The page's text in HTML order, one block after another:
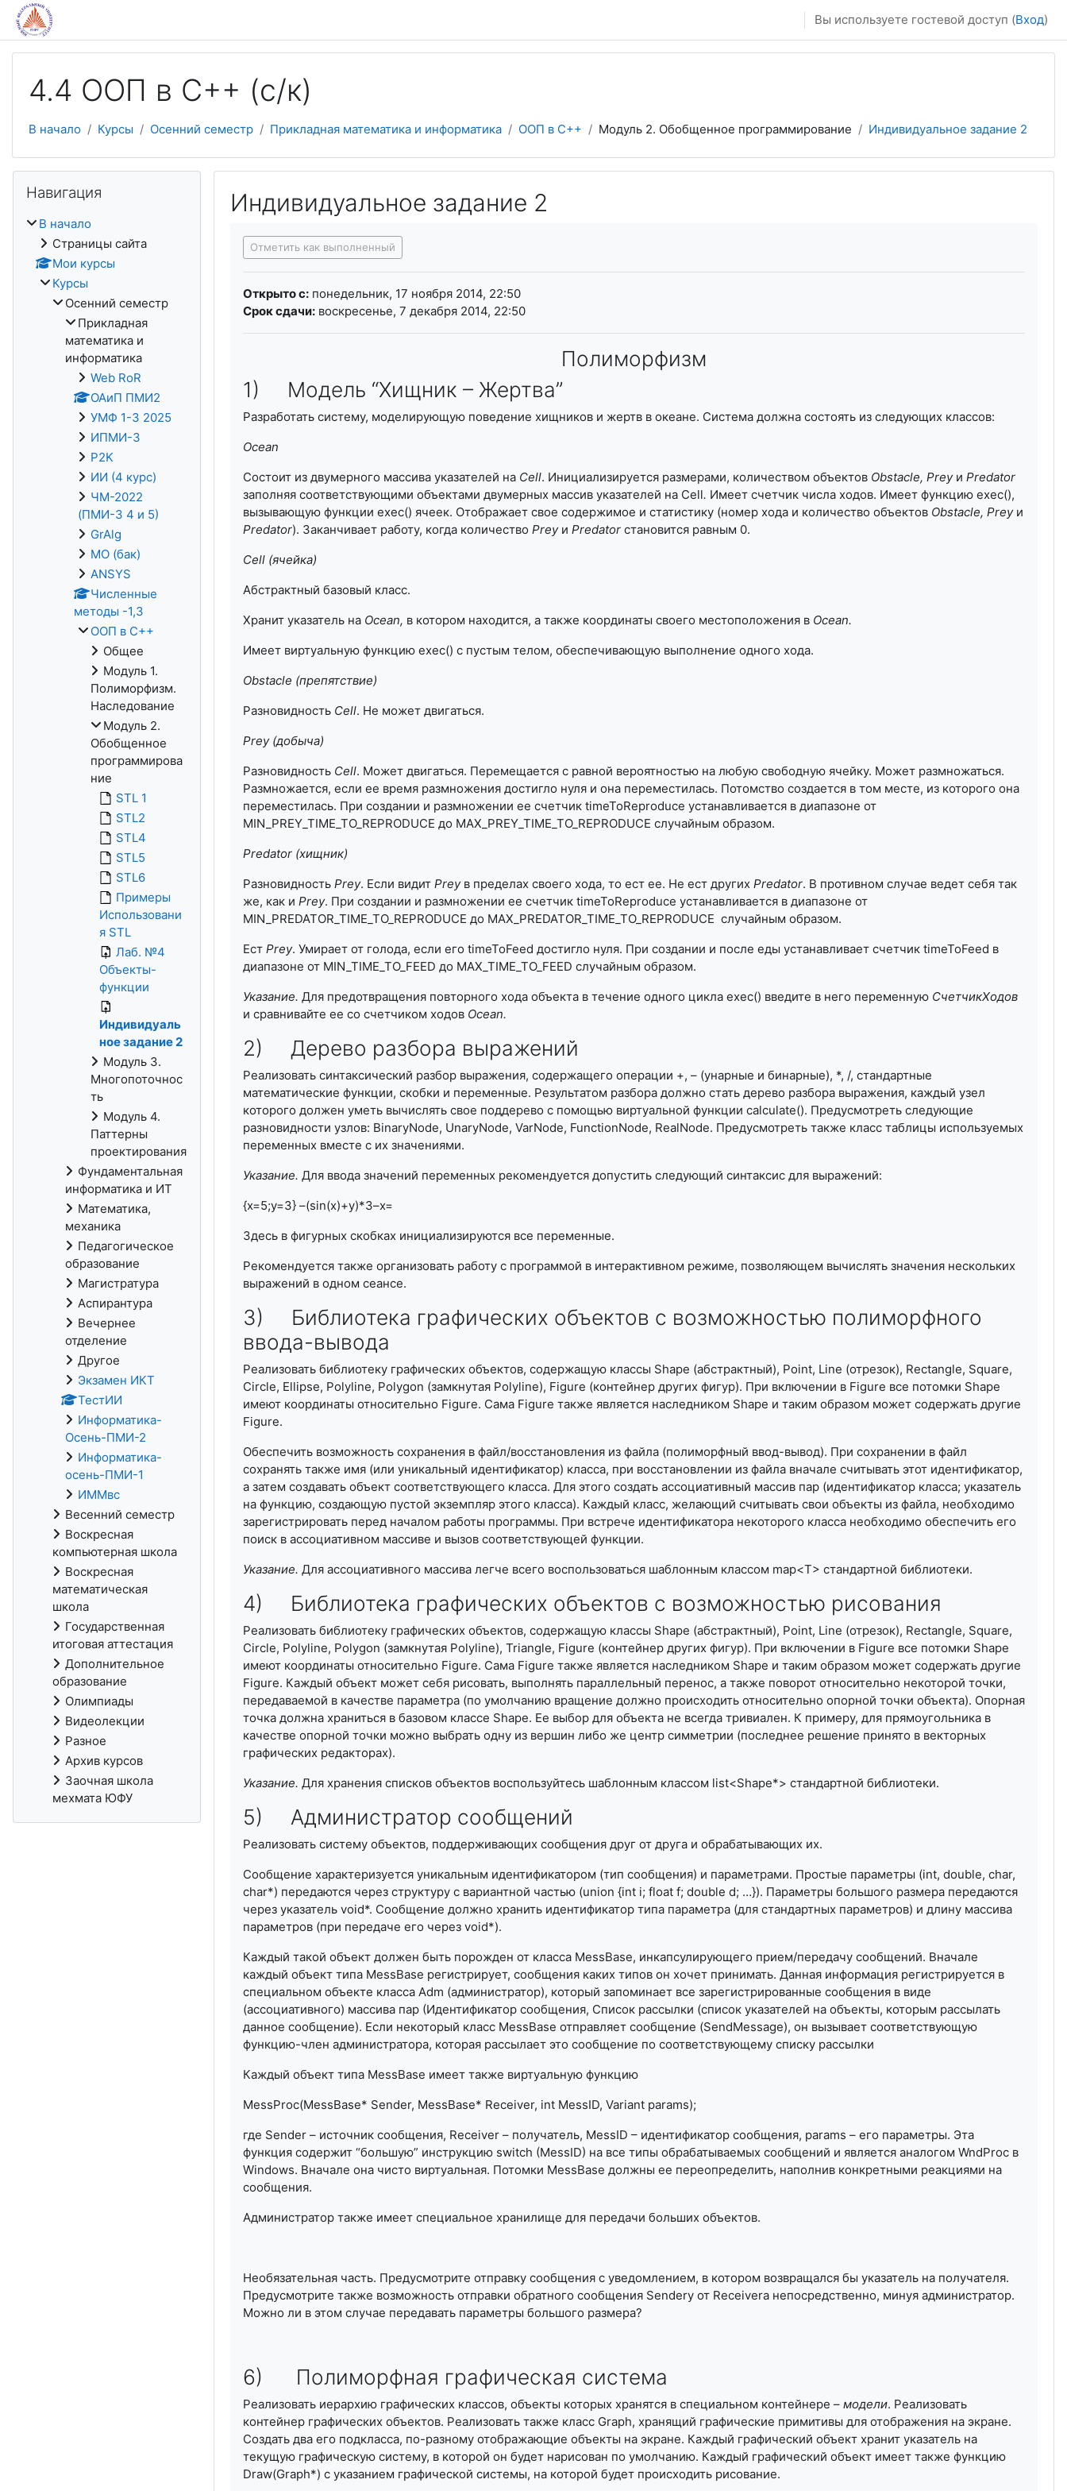
Перейти к основному содержанию
Вы используете гостевой доступ (Вход)
4.4 ООП в С++ (с/к)
В начало Курсы Осенний семестр Прикладная математика и информатика ООП в С++ Модуль 2. Обобщенное программирование Индивидуальное задание 2
Индивидуальное задание 2
Отметить как выполненный
Открыто с:понедельник, 17 ноября 2014, 22:50
Срок сдачи:воскресенье, 7 декабря 2014, 22:50
Полиморфизм
1) Модель “Хищник – Жертва”
Разработать систему, моделирующую поведение хищников и жертв в океане. Система должна состоять из следующих классов:
Ocean
Состоит из двумерного массива указателей на Cell. Инициализируется размерами, количеством объектов Obstacle, Prey и Predator
заполняя соответствующими объектами двумерных массив указателей на Cell. Имеет счетчик числа ходов. Имеет функцию exec(),
вызывающую функции exec() ячеек. Отображает свое содержимое и статистику (номер хода и количество объектов Obstacle, Prey и
Predator). Заканчивает работу, когда количество Prey и Predatorстановится равным 0.
Cell(ячейка)
Абстрактный базовый класс.
Хранит указатель на Ocean, в котором находится, а также координаты своего местоположения в Ocean.
Имеет виртуальную функцию exec() с пустым телом, обеспечивающую выполнение одного хода.
Obstacle (препятствие)
Разновидность Cell. Не может двигаться.
Prey(добыча)
Разновидность Cell. Может двигаться. Перемещается с равной вероятностью на любую свободную ячейку. Может размножаться.
Размножается, если ее время размножения достигло нуля и она переместилась. Потомство создается в том месте, из которого она
переместилась. При создании и размножении ее счетчик timeToReproduce устанавливается в диапазоне от
MIN_PREY_TIME_TO_REPRODUCE до MAX_PREY_TIME_TO_REPRODUCE случайным образом.
Predator(хищник)
Разновидность Prey. Если видит Preyв пределах своего хода, то ест ее. Не ест других Predator. В противном случае ведет себя так
же, как и Prey. При создании и размножении ее счетчик timeToReproduce устанавливается в диапазоне от
MIN_PREDATOR_TIME_TO_REPRODUCE до MAX_PREDATOR_TIME_TO_REPRODUCE случайным образом.
Ест Prey. Умирает от голода, если его timeToFeed достигло нуля. При создании и после еды устанавливает счетчик timeToFeed в
диапазоне от MIN_TIME_TO_FEED до MAX_TIME_TO_FEED случайным образом.
Указание. Для предотвращения повторного хода объекта в течение одного цикла exec() введите в него переменную СчетчикХодов
и сравнивайте ее со счетчиком ходов Ocean.
2) Дерево разбора выражений
Реализовать синтаксический разбор выражения, содержащего операции +, – (унарные и бинарные), *, /, стандартные
математические функции, скобки и переменные. Результатом разбора должно стать дерево разбора выражения, каждый узел
которого должен уметь вычислять свое поддерево с помощью виртуальной функции calculate(). Предусмотреть следующие
разновидности узлов: BinaryNode, UnaryNode, VarNode, FunctionNode, RealNode. Предусмотреть также класс таблицы используемых
переменных вместе с их значениями.
Указание. Для ввода значений переменных рекомендуется допустить следующий синтаксис для выражений:
{x=5;y=3} –(sin(x)+y)*3–x=
Здесь в фигурных скобках инициализируются все переменные.
Рекомендуется также организовать работу с программой в интерактивном режиме, позволяющем вычислять значения нескольких
выражений в одном сеансе.
3) Библиотека графических объектов с возможностью полиморфного
ввода-вывода
Реализовать библиотеку графических объектов, содержащую классы Shape (абстрактный), Point, Line (отрезок), Rectangle, Square,
Circle, Ellipse, Polyline, Polygon (замкнутая Polyline), Figure (контейнер других фигур). При включении в Figure все потомки Shape
имеют координаты относительно Figure. Сама Figure также является наследником Shape и таким образом может содержать другие
Figure.
Обеспечить возможность сохранения в файл/восстановления из файла (полиморфный ввод-вывод). При сохранении в файл
сохранять также имя (или уникальный идентификатор) класса, при восстановлении из файла вначале считывать этот идентификатор,
а затем создавать объект соответствующего класса. Для этого создать ассоциативный массив пар (идентификатор класса; указатель
на функцию, создающую пустой экземпляр этого класса). Каждый класс, желающий считывать свои объекты из файла, необходимо
зарегистрировать перед началом работы программы. При встрече идентификатора некоторого класса необходимо обеспечить его
поиск в ассоциативном массиве и вызов соответствующей функции.
Указание. Для ассоциативного массива легче всего воспользоваться шаблонным классом map<T> стандартной библиотеки.
4) Библиотека графических объектов с возможностью рисования
Реализовать библиотеку графических объектов, содержащую классы Shape (абстрактный), Point, Line (отрезок), Rectangle, Square,
Circle, Polyline, Polygon (замкнутая Polyline), Triangle, Figure (контейнер других фигур). При включении в Figure все потомки Shape
имеют координаты относительно Figure. Сама Figure также является наследником Shape и таким образом может содержать другие
Figure. Каждый объект может себя рисовать, выполнять параллельный перенос, а также поворот относительно некоторой точки,
передаваемой в качестве параметра (по умолчанию вращение должно происходить относительно опорной точки объекта). Опорная
точка должна храниться в базовом классе Shape. Ее выбор для объекта не всегда тривиален. К примеру, для прямоугольника в
качестве опорной точки можно выбрать одну из вершин либо же центр симметрии (последнее решение принято в векторных
графических редакторах).
Указание. Для хранения списков объектов воспользуйтесь шаблонным классом list<Shape*> стандартной библиотеки.
5) Администратор сообщений
Реализовать систему объектов, поддерживающих сообщения друг от друга и обрабатывающих их.
Сообщение характеризуется уникальным идентификатором (тип сообщения) и параметрами. Простые параметры (int, double, char,
char*) передаются через структуру с вариантной частью (union {int i; float f; double d; …}). Параметры большого размера передаются
через указатель void*. Сообщение должно хранить идентификатор типа параметра (для стандартных параметров) и длину массива
параметров (при передаче его через void*).
Каждый такой объект должен быть порожден от класса MessBase, инкапсулирующего прием/передачу сообщений. Вначале
каждый объект типа MessBase регистрирует, сообщения каких типов он хочет принимать. Данная информация регистрируется в
специальном объекте класса Adm (администратор), который запоминает все зарегистрированные сообщения в виде
(ассоциативного) массива пар (Идентификатор сообщения, Список рассылки (список указателей на объекты, которым рассылать
данное сообщение). Если некоторый класс MessBase отправляет сообщение (SendMessage), он вызывает соответствующую
функцию-член администратора, которая рассылает это сообщение по соответствующему списку рассылки
Каждый объект типа MessBase имеет также виртуальную функцию
MessProc(MessBase* Sender, MessBase* Receiver, int MessID, Variant params);
где Sender – источник сообщения, Receiver – получатель, MessID – идентификатор сообщения, params – его параметры. Эта
функция содержит “большую” инструкцию switch (MessID) на все типы обрабатываемых сообщений и является аналогом WndProc в
Windows. Вначале она чисто виртуальная. Потомки MessBase должны ее переопределить, наполнив конкретными реакциями на
сообщения.
Администратор также имеет специальное хранилище для передачи больших объектов.
Необязательная часть. Предусмотрите отправку сообщения с уведомлением, в котором возвращался бы указатель на получателя.
Предусмотрите также возможность отправки обратного сообщения Senderу от Receiverа непосредственно, минуя администратор.
Можно ли в этом случае передавать параметры большого размера?
6) Полиморфная графическая система
Реализовать иерархию графических классов, объекты которых хранятся в специальном контейнере – модели. Реализовать
контейнер графических объектов. Реализовать также класс Graph, хранящий графические примитивы для отображения на экране.
Создать два его подкласса, по-разному отображающие объекты на экране. Каждый графический объект хранит указатель на
текущую графическую систему, в которой он будет нарисован по умолчанию. Каждый графический объект имеет также функцию
Draw(Graph*) с указанием графической системы, на которой будет происходить рисование.
Навигация
В начало
Страницы сайта
Мои курсы
Курсы
Осенний семестр
Прикладная
математика и
информатика
Web RoR
ОАиП ПМИ2
УМФ 1-3 2025
ИПМИ-3
P2K
ИИ (4 курс)
ЧМ-2022
(ПМИ-3 4 и 5)
GrAlg
МО (бак)
ANSYS
Численные
методы -1,3
ООП в С++
Общее
Модуль 1.
Полиморфизм.
Наследование
Модуль 2.
Обобщенное
программирова
ние
STL 1
STL2
STL4
STL5
STL6
Примеры
Использовани
я STL
Лаб. №4
Объекты-
функции
Индивидуаль
ное задание 2
Модуль 3.
Многопоточнос
ть
Модуль 4.
Паттерны
проектирования
Фундаментальная
информатика и ИТ
Математика,
механика
Педагогическое
образование
Магистратура
Аспирантура
Вечернее
отделение
Другое
Экзамен ИКТ
ТестИИ
Информатика-
Осень-ПМИ-2
Информатика-
осень-ПМИ-1
ИММвс
Весенний семестр
Воскресная
компьютерная школа
Воскресная
математическая
школа
Государственная
итоговая аттестация
Дополнительное
образование
Олимпиады
Видеолекции
Разное
Архив курсов
Заочная школа
мехмата ЮФУ